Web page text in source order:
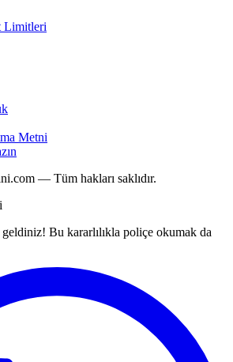
Limitleri
Metni
— Tüm hakları saklıdır.
geldiniz! Bu kararlılıkla poliçe okumak da